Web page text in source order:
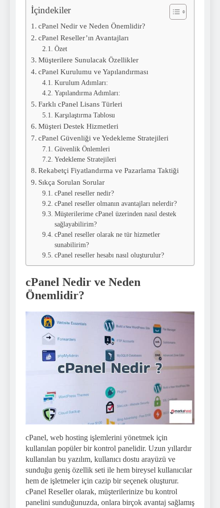
İçindekiler
cPanel Nedir ve Neden Önemlidir?
cPanel Reseller’ın Avantajları
Özet
Müşterilere Sunulacak Özellikler
cPanel Kurulumu ve Yapılandırması
Kurulum Adımları:
Yapılandırma Adımları:
Farklı cPanel Lisans Türleri
Karşılaştırma Tablosu
Müşteri Destek Hizmetleri
cPanel Güvenliği ve Yedekleme Stratejileri
Güvenlik Önlemleri
Yedekleme Stratejileri
Rekabetçi Fiyatlandırma ve Pazarlama Taktiği
Sıkça Sorulan Sorular
cPanel reseller nedir?
cPanel reseller olmanın avantajları nelerdir?
Müşterilerime cPanel üzerinden nasıl destek
sağlayabilirim?
cPanel reseller olarak ne tür hizmetler
sunabilirim?
cPanel reseller hesabı nasıl oluşturulur?
cPanel Nedir ve Neden
Önemlidir?
cPanel, web hosting işlemlerini yönetmek için
kullanılan popüler bir kontrol panelidir. Uzun yıllardır
kullanılan bu yazılım, kullanıcı dostu arayüzü ve
sunduğu geniş özellik seti ile hem bireysel kullanıcılar
hem de işletmeler için cazip bir seçenek oluşturur.
cPanel Reseller olarak, müşterilerinize bu kontrol
panelini sunduğunuzda, onlara birçok avantaj sağlamış